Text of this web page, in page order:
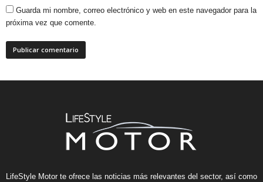
Guarda mi nombre, correo electrónico y web en este navegador para la
próxima vez que comente.
LifeStyle Motor te ofrece las noticias más relevantes del sector, así como